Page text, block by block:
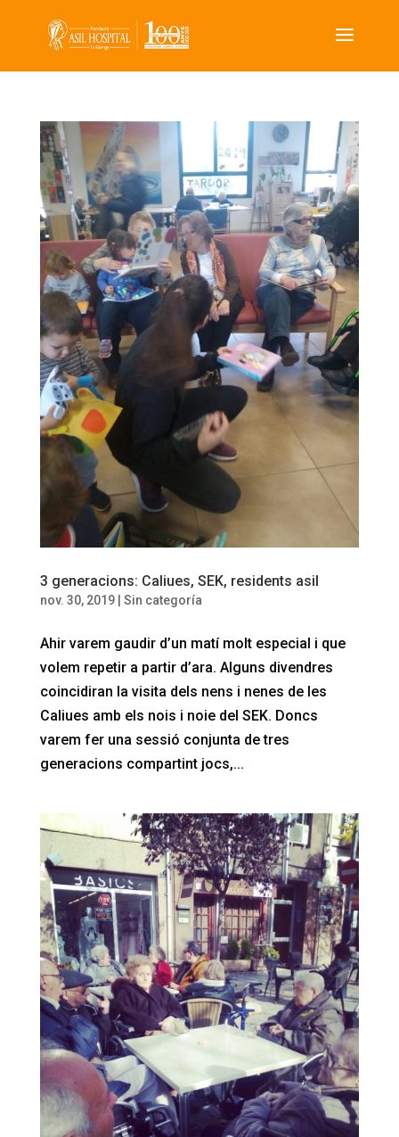
3 generacions: Caliues, SEK, residents asil
nov. 30, 2019| Sin categoría
Ahir varem gaudir d’un matí molt especial i que
volem repetir a partir d’ara. Alguns divendres
coincidiran la visita dels nens i nenes de les
Caliues amb els nois i noie del SEK. Doncs
varem fer una sessió conjunta de tres
generacions compartint jocs,...